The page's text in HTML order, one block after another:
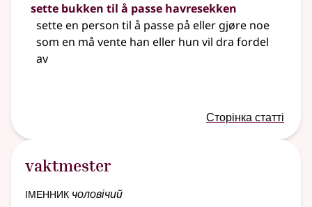
sette bukken til å passe havresekken
sette en person til å passe på eller gjøre noe
som en må vente han eller hun vil dra fordel
av
Сторінка статті
vaktmester
іменник чоловічий